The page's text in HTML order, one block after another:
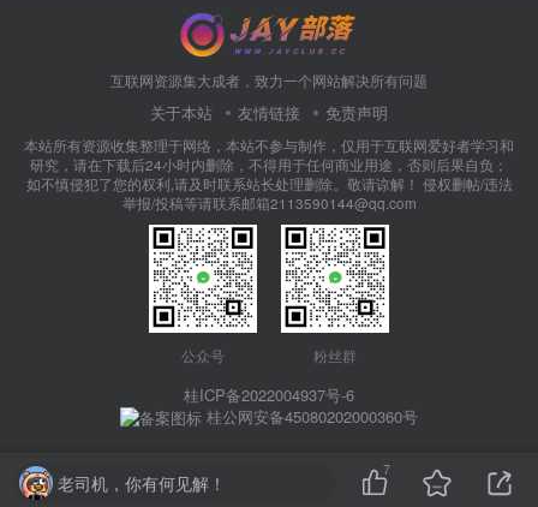
互联网资源集大成者，致力一个网站解决所有问题
关于本站 友情链接 免责声明
本站所有资源收集整理于网络，本站不参与制作，仅用于互联网爱好者学习和
研究，请在下载后24小时内删除，不得用于任何商业用途，否则后果自负；
如不慎侵犯了您的权利,请及时联系站长处理删除。敬请谅解！ 侵权删帖/违法
举报/投稿等请联系邮箱2113590144@qq.com
公众号 粉丝群
桂ICP备2022004937号-6
桂公网安备45080202000360号
老司机，你有何见解！
7